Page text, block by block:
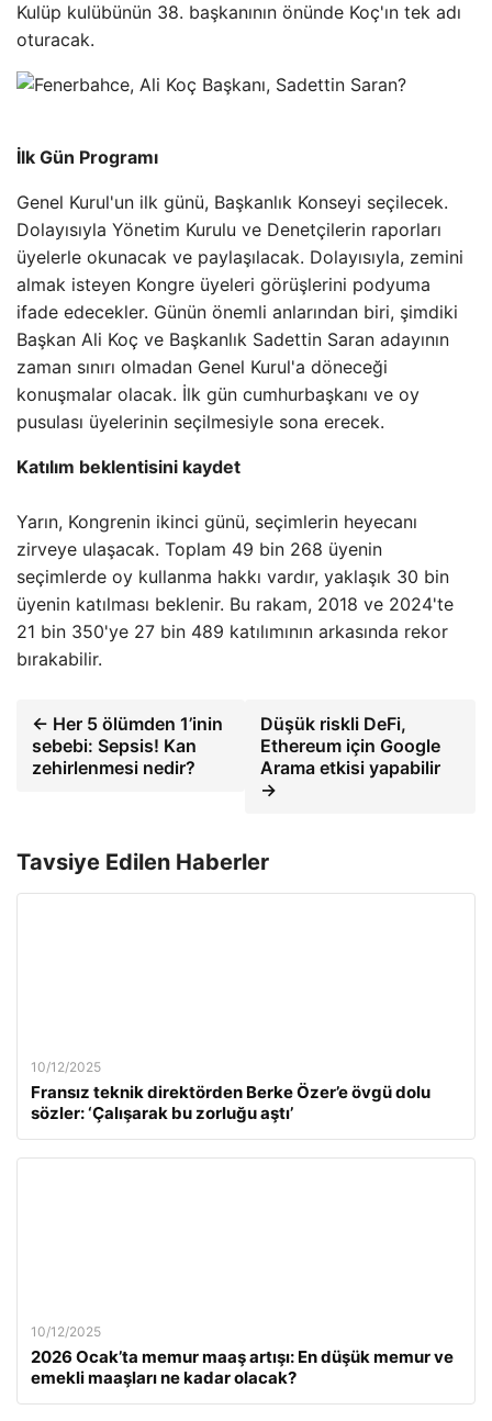
Kulüp kulübünün 38. başkanının önünde Koç'ın tek adı
oturacak.
İlk Gün Programı
Genel Kurul'un ilk günü, Başkanlık Konseyi seçilecek.
Dolayısıyla Yönetim Kurulu ve Denetçilerin raporları
üyelerle okunacak ve paylaşılacak. Dolayısıyla, zemini
almak isteyen Kongre üyeleri görüşlerini podyuma
ifade edecekler. Günün önemli anlarından biri, şimdiki
Başkan Ali Koç ve Başkanlık Sadettin Saran adayının
zaman sınırı olmadan Genel Kurul'a döneceği
konuşmalar olacak. İlk gün cumhurbaşkanı ve oy
pusulası üyelerinin seçilmesiyle sona erecek.
Katılım beklentisini kaydet
Yarın, Kongrenin ikinci günü, seçimlerin heyecanı
zirveye ulaşacak. Toplam 49 bin 268 üyenin
seçimlerde oy kullanma hakkı vardır, yaklaşık 30 bin
üyenin katılması beklenir. Bu rakam, 2018 ve 2024'te
21 bin 350'ye 27 bin 489 katılımının arkasında rekor
bırakabilir.
← Her 5 ölümden 1’inin
sebebi: Sepsis! Kan
zehirlenmesi nedir?
Düşük riskli DeFi,
Ethereum için Google
Arama etkisi yapabilir
→
Tavsiye Edilen Haberler
10/12/2025
Fransız teknik direktörden Berke Özer’e övgü dolu
sözler: ‘Çalışarak bu zorluğu aştı’
10/12/2025
2026 Ocak’ta memur maaş artışı: En düşük memur ve
emekli maaşları ne kadar olacak?